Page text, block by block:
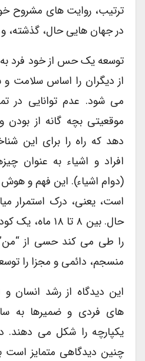
ترتیب، روایت های مشروح
در جهان هایی حال، گذشته، و
توسعه یک حس از خود فرد به
از دیگران را اساس سلامت
می شود. عدم توانایی در
موقعیتی بچه گانه از
دهد که راه را برای این
افراد و اشیاء به عنوان
(دوام اشیاء). این فهم و
است، یعنی، درک استمرار
حال. بین ۸ تا ۱۸
را طی می کند حسی از “من”
منسجم، دائمی و مجزا را
این دیدگاه از رشد انسان و
های فردی و ضمیرها به
یکپارچه را شکل می دهند.
چنین دیدگاهی متمایز است